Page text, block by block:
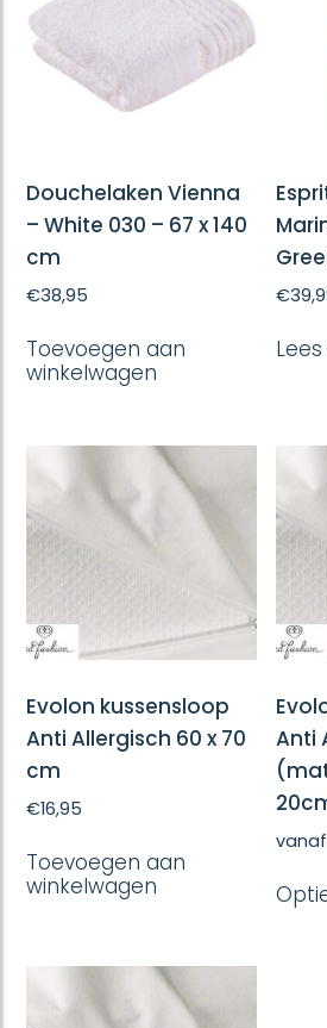
Douchelaken Vienna
– White 030 – 67 x 140
cm
€38,95
Toevoegen aan
winkelwagen
€
Evolon kussensloop
Anti Allergisch 60 x 70
cm
€16,95
Toevoegen aan
winkelwagen
Anti